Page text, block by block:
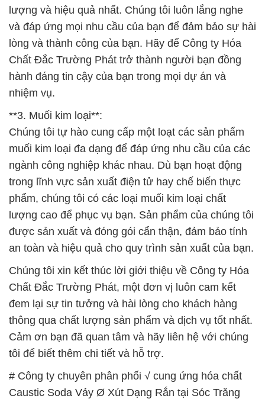
lượng và hiệu quả nhất. Chúng tôi luôn lắng nghe
và đáp ứng mọi nhu cầu của bạn để đảm bảo sự hài
lòng và thành công của bạn. Hãy để Công ty Hóa
Chất Đắc Trường Phát trở thành người bạn đồng
hành đáng tin cậy của bạn trong mọi dự án và
nhiệm vụ.
**3. Muối kim loại**:
Chúng tôi tự hào cung cấp một loạt các sản phẩm
muối kim loại đa dạng để đáp ứng nhu cầu của các
ngành công nghiệp khác nhau. Dù bạn hoạt động
trong lĩnh vực sản xuất điện tử hay chế biến thực
phẩm, chúng tôi có các loại muối kim loại chất
lượng cao để phục vụ bạn. Sản phẩm của chúng tôi
được sản xuất và đóng gói cẩn thận, đảm bảo tính
an toàn và hiệu quả cho quy trình sản xuất của bạn.
Chúng tôi xin kết thúc lời giới thiệu về Công ty Hóa
Chất Đắc Trường Phát, một đơn vị luôn cam kết
đem lại sự tin tưởng và hài lòng cho khách hàng
thông qua chất lượng sản phẩm và dịch vụ tốt nhất.
Cảm ơn bạn đã quan tâm và hãy liên hệ với chúng
tôi để biết thêm chi tiết và hỗ trợ.
# Công ty chuyên phân phối √ cung ứng hóa chất
Caustic Soda Vảy Ø Xút Dạng Rắn tại Sóc Trăng